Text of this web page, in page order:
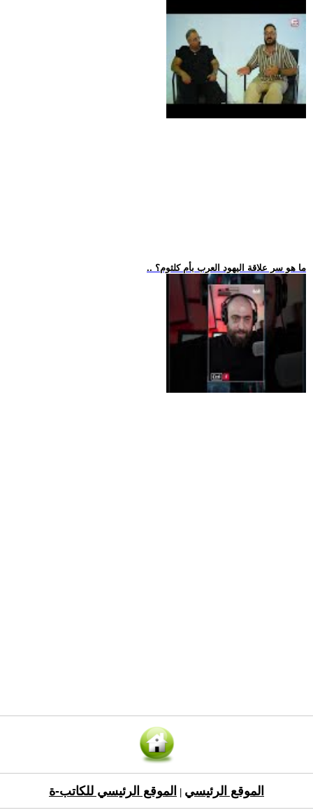
.. ما هو سر علاقة اليهود العرب بأم كلثوم؟
الموقع الرئيسي الموقع الرئيسي للكاتب-ة